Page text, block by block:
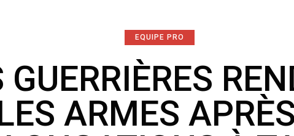
EQUIPE PRO
GUERRIÈRES
ARMES